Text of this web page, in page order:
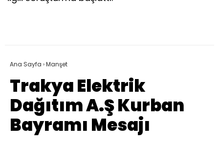
Ana Sayfa ›Manşet
Trakya Elektrik
Dağıtım A.Ş Kurban
Bayramı Mesajı